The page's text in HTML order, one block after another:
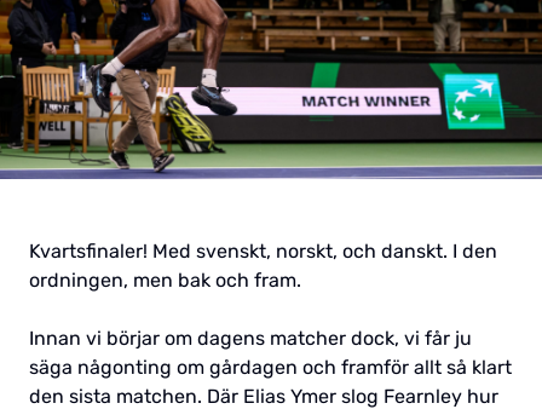
Kvartsfinaler! Med svenskt, norskt, och danskt. I den
ordningen, men bak och fram.
Innan vi börjar om dagens matcher dock, vi får ju
säga någonting om gårdagen och framför allt så klart
den sista matchen. Där Elias Ymer slog Fearnley hur